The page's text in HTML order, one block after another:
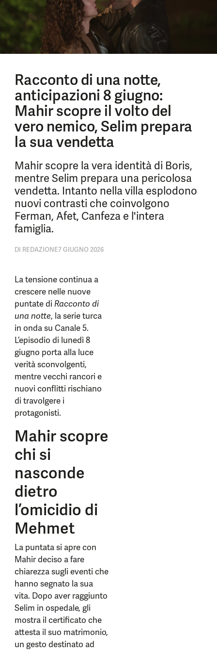
Racconto di una notte,
anticipazioni 8 giugno:
Mahir scopre il volto del
vero nemico, Selim prepara
la sua vendetta
Mahir scopre la vera identità di Boris,
mentre Selim prepara una pericolosa
vendetta. Intanto nella villa esplodono
nuovi contrasti che coinvolgono
Ferman, Afet, Canfeza e l'intera
famiglia.
DI REDAZIONE7 GIUGNO 2026
La tensione continua a
crescere nelle nuove
puntate di Racconto di
una notte, la serie turca
in onda su Canale 5.
L’episodio di lunedì 8
giugno porta alla luce
verità sconvolgenti,
mentre vecchi rancori e
nuovi conflitti rischiano
di travolgere i
protagonisti.
Mahir scopre
chi si
nasconde
dietro
l’omicidio di
Mehmet
La puntata si apre con
Mahir deciso a fare
chiarezza sugli eventi che
hanno segnato la sua
vita. Dopo aver raggiunto
Selim in ospedale, gli
mostra il certificato che
attesta il suo matrimonio,
un gesto destinato ad